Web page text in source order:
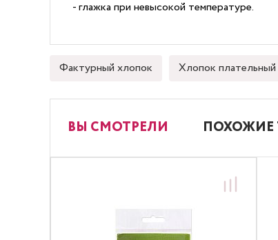
- глажка при невысокой температуре.
Фактурный хлопок Хлопок плательный
ВЫ СМОТРЕЛИ ПОХОЖИЕ